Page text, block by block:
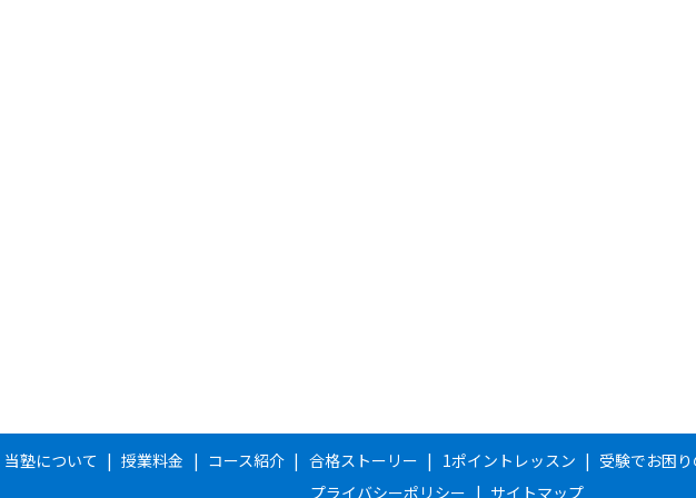
当塾について 授業料金 コース紹介 合格ストーリー 1ポイントレッスン 受験でお困
プライバシーポリシー
サイトマップ